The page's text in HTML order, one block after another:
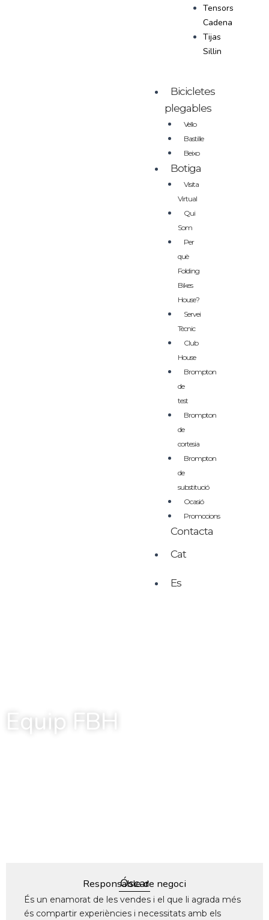
Tensors
Cadena
Tijas
Sillin
Bicicletes
plegables
Vello
Bastille
Beixo
Botiga
Visita
Virtual
Qui
Som
Per
què
Folding
Bikes
House?
Servei
Tècnic
Club
House
Brompton
de
test
Brompton
de
cortesia
Brompton
de
substitució
Ocasió
Promocions
Contacta
Cat
Es
Equip FBH
Óscar
Responsable de negoci
És un enamorat de les vendes i el que li agrada més
és compartir experiències i necessitats amb els